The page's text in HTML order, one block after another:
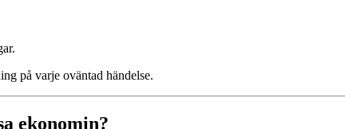
på varje oväntad händelse.
ekonomin?